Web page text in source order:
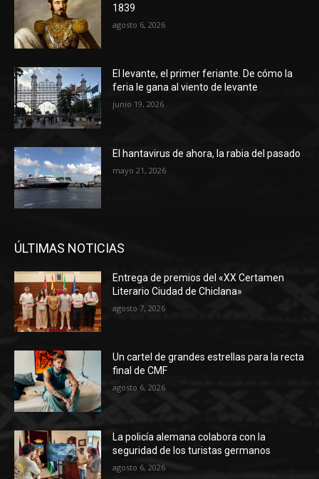
1839
agosto 6, 2026
El levante, el primer feriante. De cómo la
feria le gana al viento de levante
junio 19, 2026
El hantavirus de ahora, la rabia del pasado
mayo 21, 2026
ÚLTIMAS NOTICIAS
Entrega de premios del «XX Certamen
Literario Ciudad de Chiclana»
agosto 7, 2026
Un cartel de grandes estrellas para la recta
final de CMF
agosto 6, 2026
La policía alemana colabora con la
seguridad de los turistas germanos
agosto 6, 2026